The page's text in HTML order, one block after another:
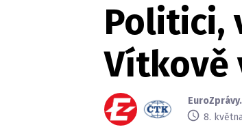
Politici,
Vítkově
8.